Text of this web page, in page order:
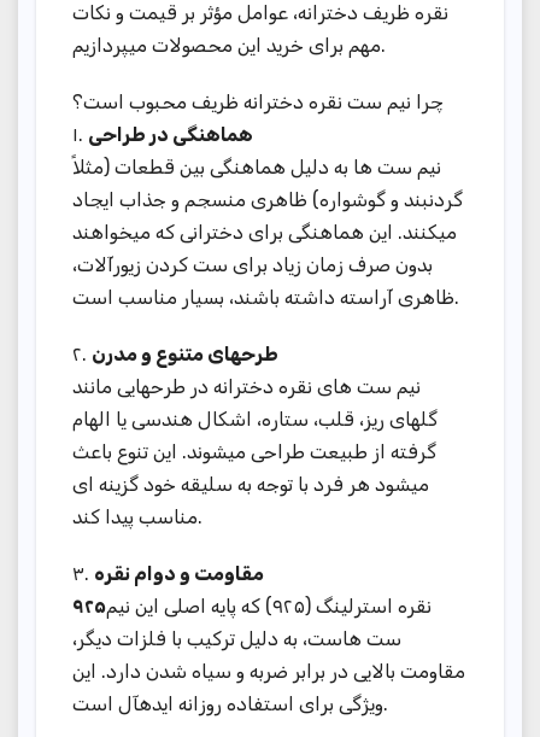
نقره ظریف دخترانه، عوامل مؤثر بر قیمت و نکات
مهم برای خرید این محصولات میپردازیم.
چرا نیم ست نقره دخترانه ظریف محبوب است؟
۱. هماهنگی در طراحی
نیم ست ها به دلیل هماهنگی بین قطعات (مثلاً
گردنبند و گوشواره) ظاهری منسجم و جذاب ایجاد
میکنند. این هماهنگی برای دخترانی که میخواهند
بدون صرف زمان زیاد برای ست کردن زیورآلات،
ظاهری آراسته داشته باشند، بسیار مناسب است.
۲. طرحهای متنوع و مدرن
نیم ست های نقره دخترانه در طرحهایی مانند
گلهای ریز، قلب، ستاره، اشکال هندسی یا الهام
گرفته از طبیعت طراحی میشوند. این تنوع باعث
میشود هر فرد با توجه به سلیقه خود گزینه ای
مناسب پیدا کند.
۳. مقاومت و دوام نقره
۹۲۵نقره استرلینگ (۹۲۵) که پایه اصلی این نیم
ست هاست، به دلیل ترکیب با فلزات دیگر،
مقاومت بالایی در برابر ضربه و سیاه شدن دارد. این
ویژگی برای استفاده روزانه ایدهآل است.